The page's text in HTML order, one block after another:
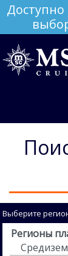
Доступно
Выберите